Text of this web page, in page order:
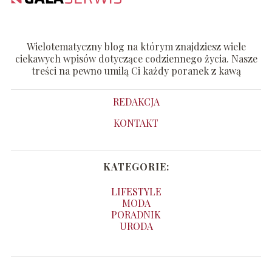
Wielotematyczny blog na którym znajdziesz wiele
ciekawych wpisów dotyczące codziennego życia. Nasze
treści na pewno umilą Ci każdy poranek z kawą
REDAKCJA
KONTAKT
KATEGORIE:
LIFESTYLE
MODA
PORADNIK
URODA